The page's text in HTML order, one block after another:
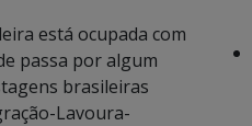
está ocupada com
passa por algum
brasileiras
Lavoura-